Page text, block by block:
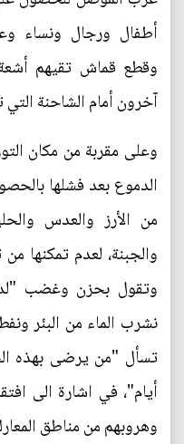
أطفال ورجال ونساء
وقطع قماش تقيهم أشعة
آخرون أمام الشاحنة
الدموع بعد فشلها
من الأرز والعدس
والجبنة، لعدم تمكنها
وتقول بحزن وغضب
نشرب الماء من البئر
تسأل "من يرضى بهذه
أيام"، في اشارة الى
وهروبهم من مناطق